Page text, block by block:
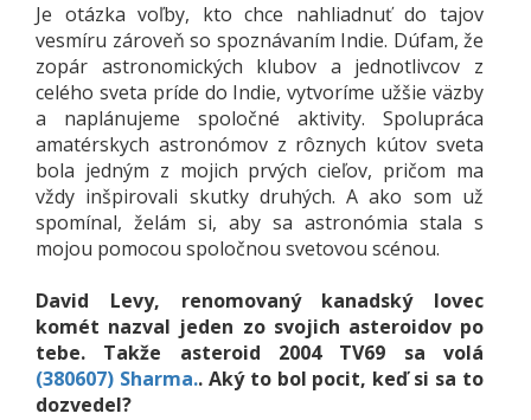
Je otázka voľby, kto chce nahliadnuť do tajov
vesmíru zároveň so spoznávaním Indie. Dúfam, že
zopár astronomických klubov a jednotlivcov z
celého sveta príde do Indie, vytvoríme užšie väzby
a naplánujeme spoločné aktivity. Spolupráca
amatérskych astronómov z rôznych kútov sveta
bola jedným z mojich prvých cieľov, pričom ma
vždy inšpirovali skutky druhých. A ako som už
spomínal, želám si, aby sa astronómia stala s
mojou pomocou spoločnou svetovou scénou.
David Levy, renomovaný kanadský lovec
komét nazval jeden zo svojich asteroidov po
tebe. Takže asteroid 2004 TV69 sa volá
(380607) Sharma.. Aký to bol pocit, keď si sa to
dozvedel?